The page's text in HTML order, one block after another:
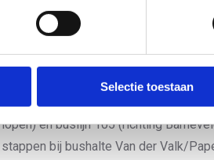
Selectie toestaan
Via de A50 richting Arnhem. In het
Vanaf station Arnhem Centraal kun je
lopen) en buslijn 105 (richting
stappen bij bushalte Van der Valk/